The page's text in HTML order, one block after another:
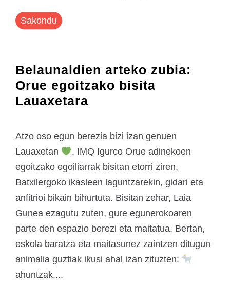
Sakondu
Belaunaldien arteko zubia:
Orue egoitzako bisita
Lauaxetara
Atzo oso egun berezia bizi izan genuen
Lauaxetan
. IMQ Igurco Orue adinekoen
egoitzako egoiliarrak bisitan etorri ziren,
Batxilergoko ikasleen laguntzarekin, gidari eta
anfitrioi bikain bihurtuta. Bisitan zehar, Laia
Gunea ezagutu zuten, gure egunerokoaren
parte den espazio berezi eta maitatua. Bertan,
eskola baratza eta maitasunez zaintzen ditugun
animalia guztiak ikusi ahal izan zituzten:
ahuntzak,...